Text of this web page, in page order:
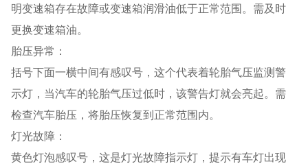
明变速箱存在故障或变速箱润滑油低于正常范围。需及时
更换变速箱油。
胎压异常：
括号下面一横中间有感叹号，这个代表着轮胎气压监测警
示灯，当汽车的轮胎气压过低时，该警告灯就会亮起。需
检查汽车胎压，将胎压恢复到正常范围内。
灯光故障：
黄色灯泡感叹号，这是灯光故障指示灯，提示有车灯出现